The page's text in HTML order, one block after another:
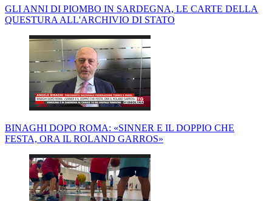
GLI ANNI DI PIOMBO IN SARDEGNA, LE CARTE DELLA
QUESTURA ALL'ARCHIVIO DI STATO
BINAGHI DOPO ROMA: «SINNER E IL DOPPIO CHE
FESTA, ORA IL ROLAND GARROS»